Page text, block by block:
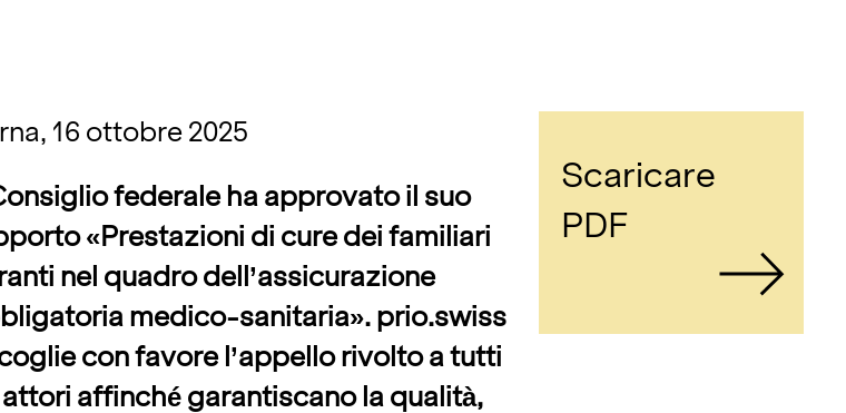
16 ottobre 2025
federale ha approvato il suo
«Prestazioni di cure dei familiari
nel quadro dell’assicurazione
medico-sanitaria». prio.swiss
con favore l’appello rivolto a tutti
affinché garantiscano la qualità,
Scaricare
PDF